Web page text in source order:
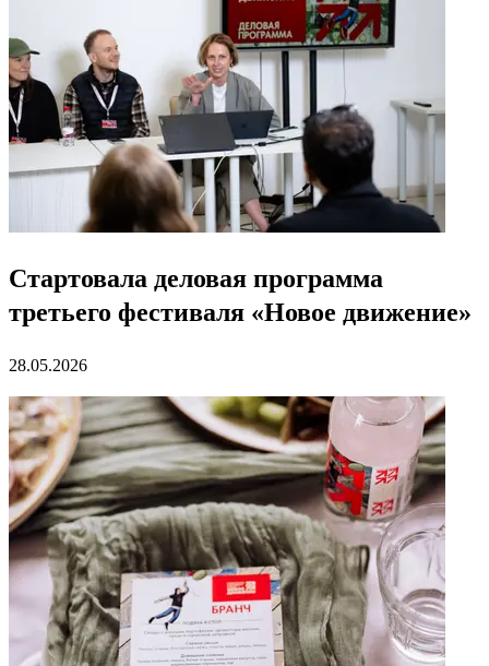
Стартовала деловая программа
третьего фестиваля «Новое движение»
28.05.2026